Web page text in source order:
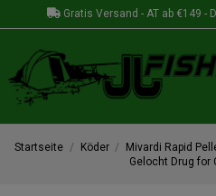
Gratis Versand - AT ab €149 -
Startseite Köder
Mivardi Rapid
Gelocht Drug for